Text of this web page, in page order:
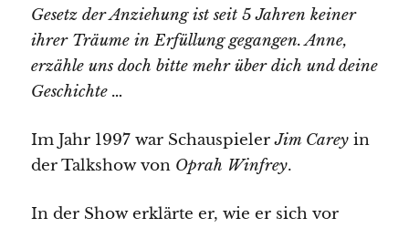
Gesetz der Anziehung ist seit 5 Jahren keiner
ihrer Träume in Erfüllung gegangen. Anne,
erzähle uns doch bitte mehr über dich und deine
Geschichte …
Im Jahr 1997 war SchauspielerJim Careyin
der Talkshow von Oprah Winfrey.
In der Show erklärte er, wie er sich vor